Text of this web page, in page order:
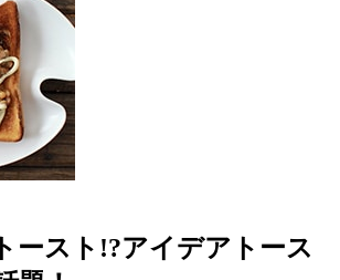
ースト!?アイデアトース